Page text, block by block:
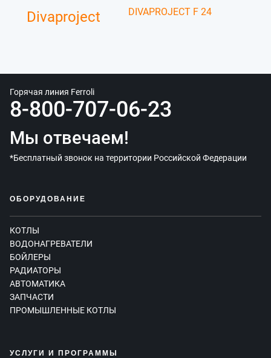
Divaproject DIVAPROJECT F 24
Горячая линия Ferroli
8-800-707-06-23
Мы отвечаем!
*Бесплатный звонок на территории Российской Федерации
ОБОРУДОВАНИЕ
КОТЛЫ
ВОДОНАГРЕВАТЕЛИ
БОЙЛЕРЫ
РАДИАТОРЫ
АВТОМАТИКА
ЗАПЧАСТИ
ПРОМЫШЛЕННЫЕ КОТЛЫ
УСЛУГИ И ПРОГРАММЫ